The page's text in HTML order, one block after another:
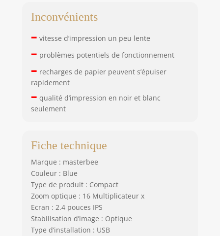
enfants: cet
photo est un
pour des occasions
enfants, Noël,
curiosité naturelle
les entoure. Avec
portable, ils
Inconvénients
– vitesse d’impression un peu lente
– problèmes potentiels de fonctionnement
– recharges de papier peuvent s’épuiser
rapidement
– qualité d’impression en noir et blanc
seulement
Fiche technique
Marque : masterbee
Couleur : Blue
Type de produit : Compact
Zoom optique : 16 Multiplicateur x
Ecran : 2.4 pouces IPS
Stabilisation d’image : Optique
Type d’installation : USB